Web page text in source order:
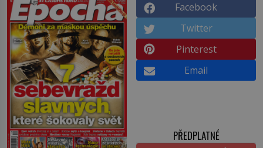
Facebook
Twitter
Pinterest
Email
PŘEDPLATNÉ